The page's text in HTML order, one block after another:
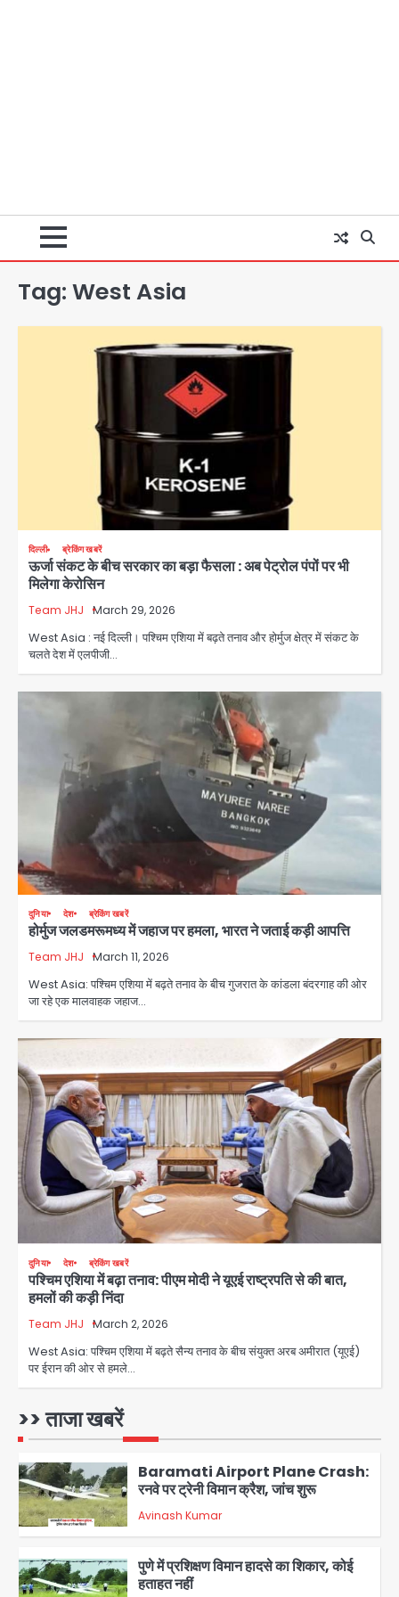
Tag:West Asia
दिल्ली ब्रेकिंग खबरें
ऊर्जा संकट के बीच सरकार का बड़ा फैसला : अब पेट्रोल पंपों पर भी
मिलेगा केरोसिन
Team JHJ March 29, 2026
West Asia : नई दिल्ली। पश्चिम एशिया में बढ़ते तनाव और होर्मुज क्षेत्र में संकट के
चलते देश में एलपीजी…
दुनिया देश ब्रेकिंग खबरें
होर्मुज जलडमरूमध्य में जहाज पर हमला, भारत ने जताई कड़ी आपत्ति
Team JHJ March 11, 2026
West Asia: पश्चिम एशिया में बढ़ते तनाव के बीच गुजरात के कांडला बंदरगाह की ओर
जा रहे एक मालवाहक जहाज…
दुनिया देश ब्रेकिंग खबरें
पश्चिम एशिया में बढ़ा तनाव: पीएम मोदी ने यूएई राष्ट्रपति से की बात,
हमलों की कड़ी निंदा
Team JHJ March 2, 2026
West Asia: पश्चिम एशिया में बढ़ते सैन्य तनाव के बीच संयुक्त अरब अमीरात (यूएई)
पर ईरान की ओर से हमले…
>> ताजा खबरें
Baramati Airport Plane Crash:
रनवे पर ट्रेनी विमान क्रैश, जांच शुरू
3
पुणे में प्रशिक्षण विमान हादसे का शिकार, कोई
हताहत नहीं
Team JHJ
4
Greater Noida Gas
Connection Fraud: बुजुर्ग से वीडियो
कॉल पर 9.77 लाख की साइबर फ्रॉड
Avinash Kumar
Taylor Swift: ट्रंप कैंपेन-व्हाइट हाउस
Avinash Kumar
2
Baramati Airport Plane Crash:
रनवे पर ट्रेनी विमान क्रैश, जांच शुरू
Avinash Kumar
पुणे में प्रशिक्षण विमान हादसे का शिकार, कोई
हताहत नहीं